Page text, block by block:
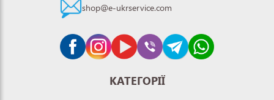
shop@e-ukrservice.com
КАТЕГОРІЇ